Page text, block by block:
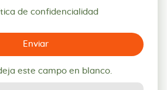
de confidencialidad
Enviar
este campo en blanco.